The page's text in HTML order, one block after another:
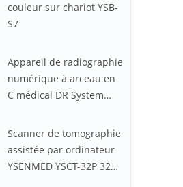
couleur sur chariot YSB-
S7
Appareil de radiographie
numérique à arceau en
C médical DR System
Scanner de tomographie
assistée par ordinateur
YSENMED YSCT-32P 32